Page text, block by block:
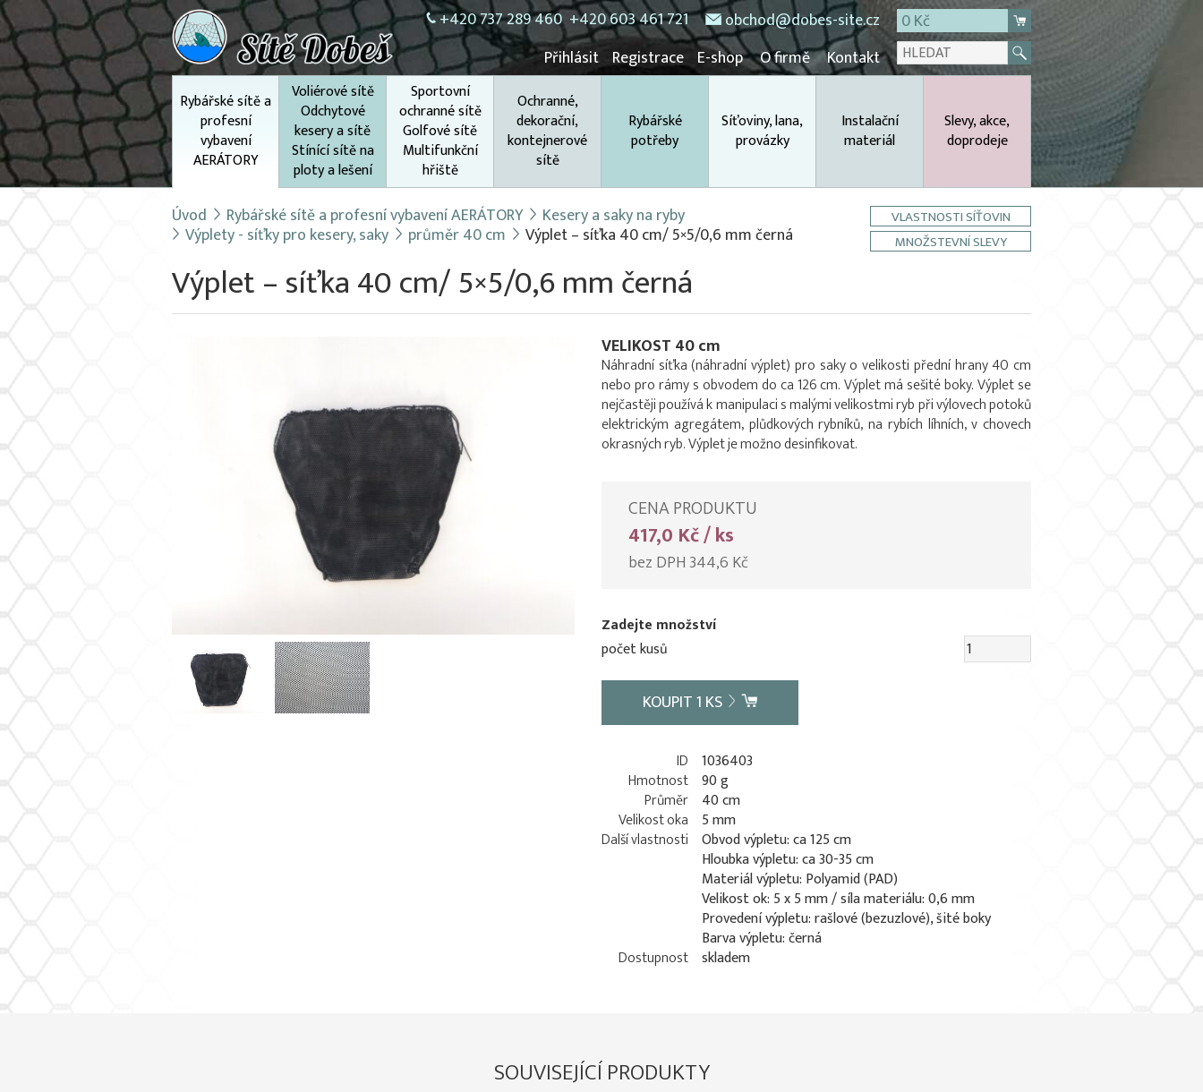
+420 737 289 460 +420 603 461 721 obchod@dobes-site.cz
0 Kč
Přihlásit Registrace E-shop O firmě Kontakt
Rybářské sítě a
profesní
vybavení
AERÁTORY
Voliérové sítě
Odchytové
kesery a sítě
Stínící sítě na
ploty a lešení
Sportovní
ochranné sítě
Golfové sítě
Multifunkční
hřiště
Ochranné,
dekorační,
kontejnerové
sítě
Rybářské
potřeby
Síťoviny, lana,
provázky
Instalační
materiál
Slevy, akce,
doprodeje
Úvod Rybářské sítě a profesní vybavení AERÁTORY Kesery a saky na ryby
Výplety - síťky pro kesery, saky průměr 40 cm Výplet – síťka 40 cm/ 5×5/0,6 mm černá
VLASTNOSTI SÍŤOVIN
MNOŽSTEVNÍ SLEVY
Výplet – síťka 40 cm/ 5×5/0,6 mm černá
VELIKOST 40 cm
Náhradní síťka (náhradní výplet) pro saky o velikosti přední hrany 40 cm
nebo pro rámy s obvodem do ca 126 cm. Výplet má sešité boky. Výplet se
nejčastěji používá k manipulaci s malými velikostmi ryb při výlovech potoků
elektrickým agregátem, plůdkových rybníků, na rybích líhních, v chovech
okrasných ryb. Výplet je možno desinfikovat.
CENA PRODUKTU
417,0 Kč / ks
bez DPH 344,6 Kč
Zadejte množství
počet kusů
KOUPIT1 KS
ID 1036403
Hmotnost 90 g
Průměr 40 cm
Velikost oka
5 mm
Další vlastnosti Obvod výpletu: ca 125 cm
Hloubka výpletu: ca 30-35 cm
Materiál výpletu: Polyamid (PAD)
Velikost ok: 5 x 5 mm / síla materiálu: 0,6 mm
Provedení výpletu: rašlové (bezuzlové), šité boky
Barva výpletu: černá
Dostupnost skladem
SOUVISEJÍCÍ PRODUKTY